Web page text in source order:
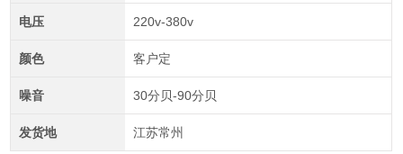
电压 220v-380v
颜色 客户定
噪音 30分贝-90分贝
发货地 江苏常州